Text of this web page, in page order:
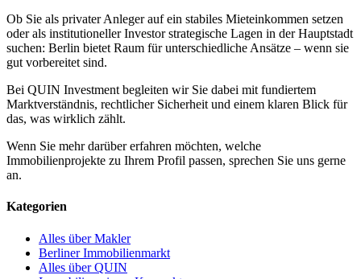
Ob Sie als privater Anleger auf ein stabiles Mieteinkommen setzen
oder als institutioneller Investor strategische Lagen in der Hauptstadt
suchen: Berlin bietet Raum für unterschiedliche Ansätze – wenn sie
gut vorbereitet sind.
Bei QUIN Investment begleiten wir Sie dabei mit fundiertem
Marktverständnis, rechtlicher Sicherheit und einem klaren Blick für
das, was wirklich zählt.
Wenn Sie mehr darüber erfahren möchten, welche
Immobilienprojekte zu Ihrem Profil passen, sprechen Sie uns gerne
an.
Kategorien
Alles über Makler
Berliner Immobilienmarkt
Alles über QUIN